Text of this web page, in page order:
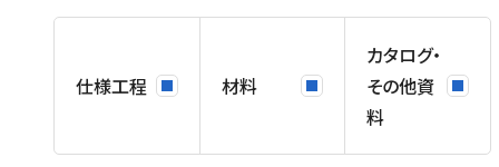
仕様工程 材料
カタログ・
その他資
料